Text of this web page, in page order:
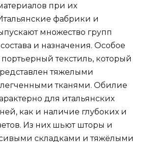
при их
фабрики и
множество групп
и назначения. Особое
текстиль, который
тяжелыми
тканями. Обилие
для итальянских
как и наличие глубоких и
Из них шьют шторы и
складками и тяжёлыми